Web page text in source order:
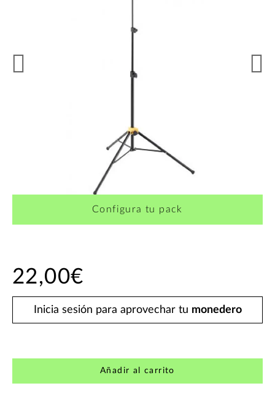
Configura tu pack
22,00€
Inicia sesión para aprovechar tu monedero
Añadir al carrito